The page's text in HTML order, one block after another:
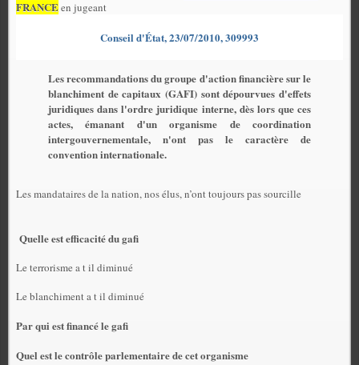
FRANCEen jugeant
Conseil d'État, 23/07/2010, 309993
Les recommandations du groupe d'action financière sur le
blanchiment de capitaux (GAFI) sont dépourvues d'effets
juridiques dans l'ordre juridique interne, dès lors que ces
actes, émanant d'un organisme de coordination
intergouvernementale, n'ont pas le caractère de
convention internationale.
Les mandataires de la nation, nos élus, n’ont toujours pas sourcille
Quelle est efficacité du gafi
Le terrorisme a t il diminué
Le blanchiment a t il diminué
Par qui est financé le gafi
Quel est le contrôle parlementaire de cet organisme